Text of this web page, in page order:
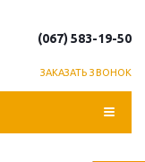
(067) 583-19-50
ЗАКАЗАТЬ ЗВОНОК